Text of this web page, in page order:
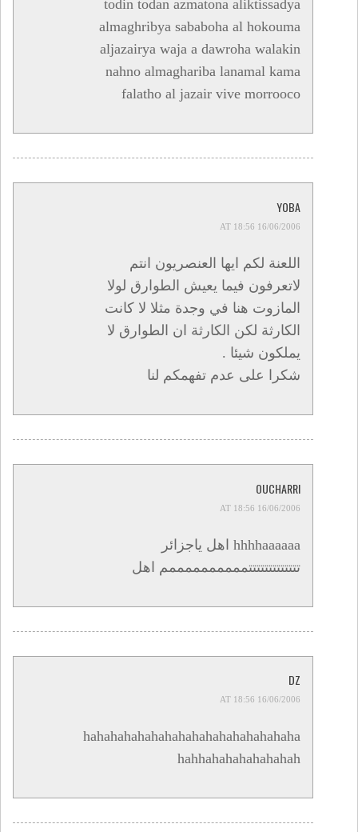
todin todan azmatona aliktissadya
almaghribya sababoha al hokouma
aljazairya waja a dawroha walakin
nahno almaghariba lanamal kama
falatho al jazair vive morrooco
YOBA
16/06/2006 AT 18:56
اللعنة لكم ايها العنصريون انتم
لاتعرفون فيما يعيش الطوارق لولا
المازوت هنا في وجدة مثلا لا كانت
الكارثة لكن الكارثة ان الطوارق لا
يملكون شيئا .
شكرا على عدم تفهمكم لنا
OUCHARRI
16/06/2006 AT 18:56
hhhhaaaaaa اهل ياجزائر
تتتتتتتتتتتتتممممممممممم اهل
DZ
16/06/2006 AT 18:56
hahahahahahahahahahahahahahahaha
hahhahahahahahahah